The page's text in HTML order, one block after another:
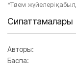
*Төлем жүйелері
Сипаттамалары
Авторы:
Баспа: